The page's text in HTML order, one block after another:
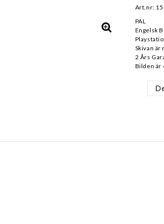
Art.nr:
PAL
Engelsk
Skivan är
2 Års
Bilden är